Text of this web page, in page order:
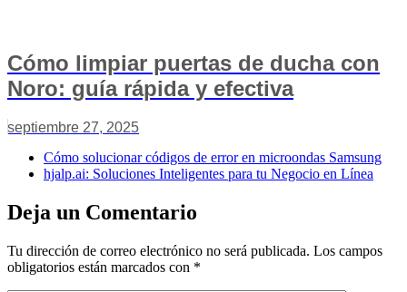
Cómo limpiar puertas de ducha con
Noro: guía rápida y efectiva
septiembre 27, 2025
Cómo solucionar códigos de error en microondas Samsung
hjalp.ai: Soluciones Inteligentes para tu Negocio en Línea
Deja un Comentario
Tu dirección de correo electrónico no será publicada. Los campos
obligatorios están marcados con *